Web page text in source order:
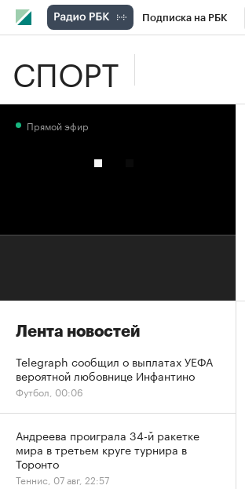
Подписка на РБК
СПОРТ
Прямой эфир
Лента новостей
Telegraph сообщил о выплатах УЕФА
вероятной любовнице Инфантино
Футбол, 00:06
Андреева проиграла 34-й ракетке
мира в третьем круге турнира в
Торонто
Теннис, 07 авг, 22:57